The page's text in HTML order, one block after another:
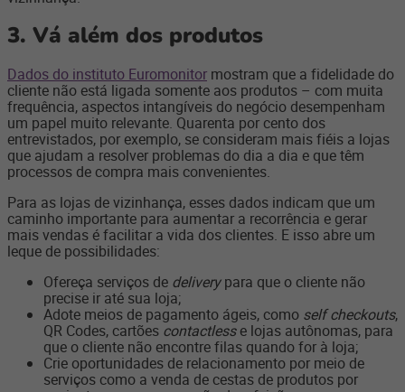
3. Vá além dos produtos
Dados do instituto Euromonitor mostram que a fidelidade do
cliente não está ligada somente aos produtos – com muita
frequência, aspectos intangíveis do negócio desempenham
um papel muito relevante. Quarenta por cento dos
entrevistados, por exemplo, se consideram mais fiéis a lojas
que ajudam a resolver problemas do dia a dia e que têm
processos de compra mais convenientes.
Para as lojas de vizinhança, esses dados indicam que um
caminho importante para aumentar a recorrência e gerar
mais vendas é facilitar a vida dos clientes. E isso abre um
leque de possibilidades:
Ofereça serviços de deliverypara que o cliente não
precise ir até sua loja;
Adote meios de pagamento ágeis, como self checkouts,
QR Codes, cartões contactlesse lojas autônomas, para
que o cliente não encontre filas quando for à loja;
Crie oportunidades de relacionamento por meio de
serviços como a venda de cestas de produtos por